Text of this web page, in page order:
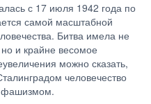
с 17 июля 1942 года по
самой масштабной
Битва имела не
и крайне весомое
можно сказать,
человечество
фашизмом.